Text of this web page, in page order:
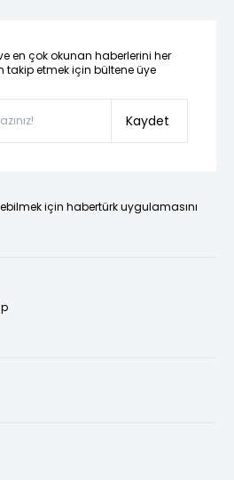
en çok okunan haberlerini her
etmek için bültene üye
Kaydet
için habertürk uygulamasını